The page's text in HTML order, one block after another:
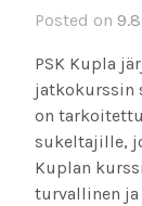
Posted on
PSK Kupla
jatkokurssin
on
sukeltajille,
Kuplan
turvallinen ja